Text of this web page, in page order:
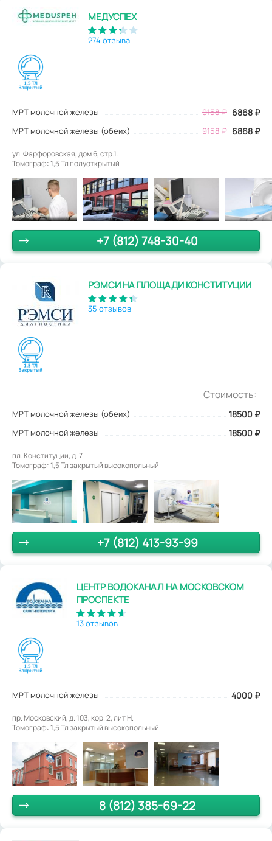
МЕДУСПЕХ
274 отзыва
МРТ молочной железы 9158₽ 6868 ₽
МРТ молочной железы (обеих) 9158 ₽ 6868 ₽
ул. Фарфоровская, дом 6, стр.1.
Томограф: 1,5 Тл полуоткрытый
+7 (812) 748-30-40
РЭМСИ НА ПЛОЩАДИ КОНСТИТУЦИИ
35 отзывов
Стоимость:
МРТ молочной железы (обеих) 18500 ₽
МРТ молочной железы 18500 ₽
пл. Конституции, д. 7.
Томограф: 1,5 Тл закрытый высокопольный
+7 (812) 413-93-99
ЦЕНТР ВОДОКАНАЛ НА МОСКОВСКОМ
ПРОСПЕКТЕ
13 отзывов
МРТ молочной железы 4000 ₽
пр. Московский, д. 103, кор. 2, лит Н.
Томограф: 1,5 Тл закрытый высокопольный
8 (812) 385-69-22